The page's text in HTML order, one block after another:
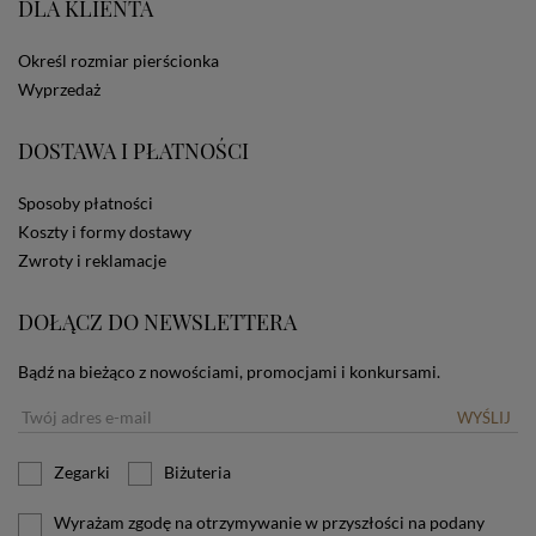
ze Sklepu bez zmiany ustawień w przeglądarce
zamieszczane w urządzeniu końcowym każdego
użytkownika. Jeżeli użytkownik nie wyraża zgody na
informacji o plikach cookies.
DLA KLIENTA
Określ rozmiar pierścionka
Wyprzedaż
DOSTAWA I PŁATNOŚCI
Sposoby płatności
Koszty i formy dostawy
Zwroty i reklamacje
DOŁĄCZ DO NEWSLETTERA
Bądź na bieżąco z nowościami, promocjami i konkursami.
WYŚLIJ
Zegarki Biżuteria
Wyrażam zgodę na otrzymywanie w przyszłości na podany